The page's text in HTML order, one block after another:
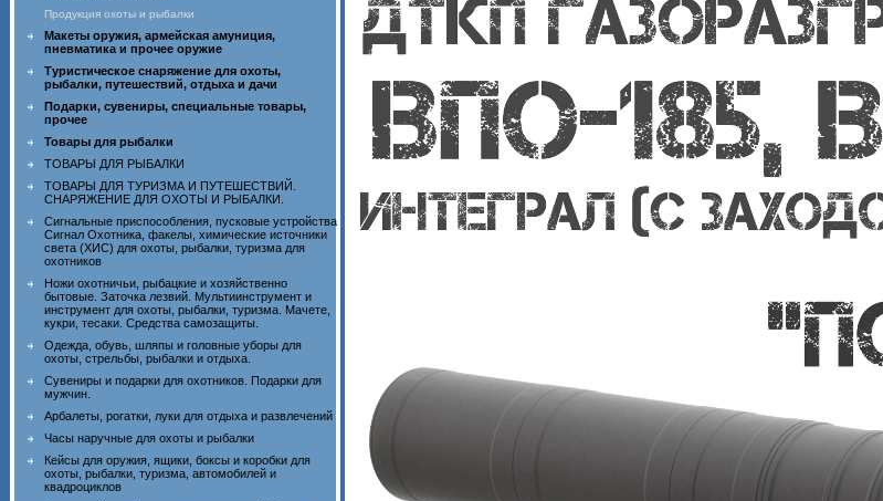
Продукция охоты и рыбалки
Макеты оружия, армейская амуниция,
пневматика и прочее оружие
Туристическое снаряжение для охоты,
рыбалки, путешествий, отдыха и дачи
Подарки, сувениры, специальные товары,
прочее
Товары для рыбалки
ТОВАРЫ ДЛЯ РЫБАЛКИ
ТОВАРЫ ДЛЯ ТУРИЗМА И ПУТЕШЕСТВИЙ.
СНАРЯЖЕНИЕ ДЛЯ ОХОТЫ И РЫБАЛКИ.
Сигнальные приспособления, пусковые устройства
Сигнал Охотника, факелы, химические источники
света (ХИС) для охоты, рыбалки, туризма для
охотников
Ножи охотничьи, рыбацкие и хозяйственно
бытовые. Заточка лезвий. Мультиинструмент и
инструмент для охоты, рыбалки, туризма. Мачете,
кукри, тесаки. Средства самозащиты.
Одежда, обувь, шляпы и головные уборы для
охоты, стрельбы, рыбалки и отдыха.
Сувениры и подарки для охотников. Подарки для
мужчин.
Арбалеты, рогатки, луки для отдыха и развлечений
Часы наручные для охоты и рыбалки
Кейсы для оружия, ящики, боксы и коробки для
охоты, рыбалки, туризма, автомобилей и
квадроциклов